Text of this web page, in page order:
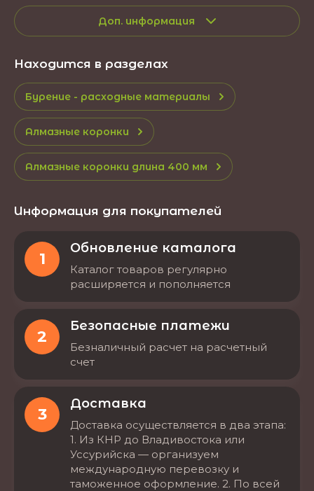
Доп. информация
Находится в разделах
Бурение - расходные материалы
Алмазные коронки
Алмазные коронки длина 400 мм
Информация для покупателей
1
Обновление каталога
Каталог товаров регулярно
расширяется и пополняется
2
Безопасные платежи
Безналичный расчет на расчетный
счет
3
Доставка
Доставка осуществляется в два этапа:
1. Из КНР до Владивостока или
Уссурийска — организуем
международную перевозку и
таможенное оформление. 2. По всей